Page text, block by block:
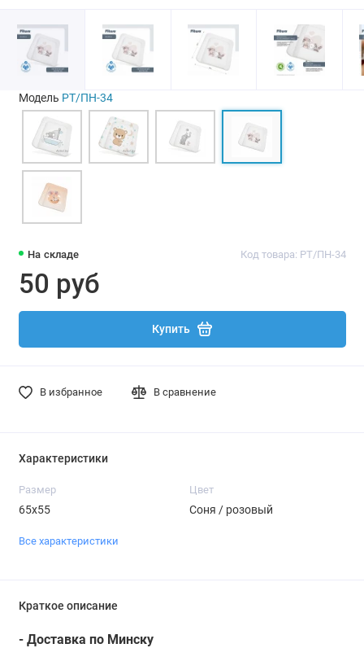
На складе Код товара: РT/ПН-34
50 руб
Купить
В избранное В сравнение
Модель РT/ПН-34
Характеристики
Размер
65х55
Цвет
Соня / розовый
Все характеристики
Краткое описание
- Доставка по Минску